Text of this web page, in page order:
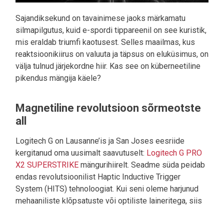
Sajandiksekund on tavainimese jaoks märkamatu
silmapilgutus, kuid e-spordi tippareenil on see kuristik,
mis eraldab triumfi kaotusest. Selles maailmas, kus
reaktsioonikiirus on valuuta ja täpsus on eluküsimus, on
välja tulnud järjekordne hiir. Kas see on küberneetiline
pikendus mängija käele?
Magnetiline revolutsioon sõrmeotste
all
Logitech G on Lausanne’is ja San Joses eesriide
kergitanud oma uusimalt saavutuselt: Logitech G PRO
X2 SUPERSTRIKE mängurihiirelt. Seadme süda peidab
endas revolutsioonilist Haptic Inductive Trigger
System (HITS) tehnoloogiat. Kui seni oleme harjunud
mehaaniliste klõpsatuste või optiliste laineritega, siis